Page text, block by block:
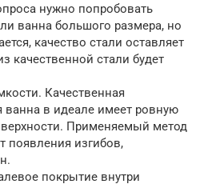
нужно попробовать
ванна большого размера, но
качество стали оставляет
качественной стали будет
Качественная
ванна в идеале имеет ровную
Применяемый метод
появления изгибов,
покрытие внутри